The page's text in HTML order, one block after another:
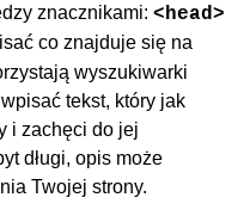
znacznikami: <head>
co znajduje się na
wyszukiwarki
tekst, który jak
i zachęci do jej
długi, opis może
Twojej strony.